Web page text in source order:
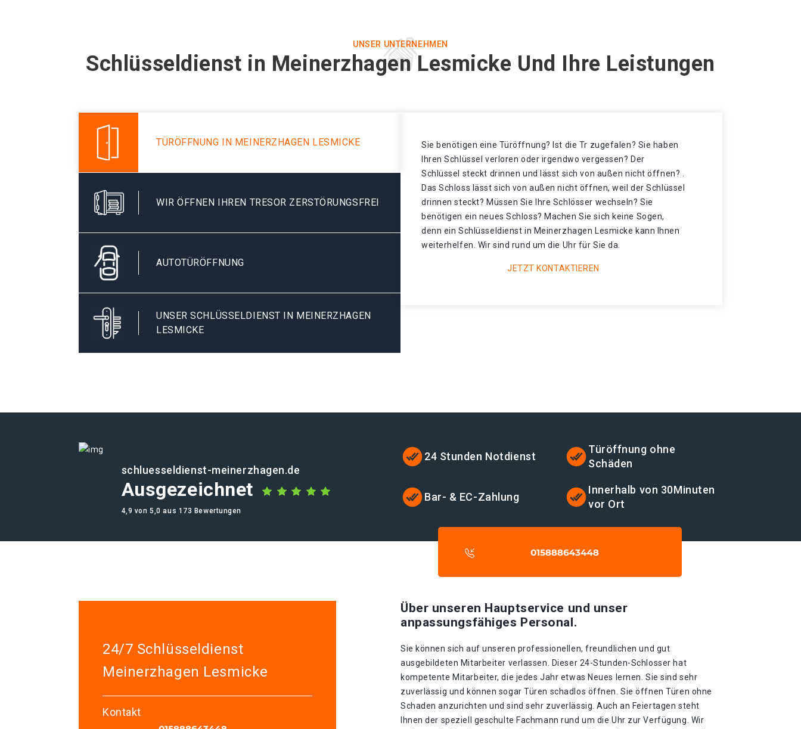
UNSER UNTERNEHMEN
Schlüsseldienst in Meinerzhagen Lesmicke Und Ihre Leistungen
TÜRÖFFNUNG IN MEINERZHAGEN LESMICKE
WIR ÖFFNEN IHREN TRESOR ZERSTÖRUNGSFREI
AUTOTÜRÖFFNUNG
UNSER SCHLÜSSELDIENST IN MEINERZHAGEN
LESMICKE
Sie benötigen eine Türöffnung? Ist die Tr zugefalen? Sie haben
Ihren Schlüssel verloren oder irgendwo vergessen? Der
Schlüssel steckt drinnen und lässt sich von außen nicht öffnen? .
Das Schloss lässt sich von außen nicht öffnen, weil der Schlüssel
drinnen steckt? Müssen Sie Ihre Schlösser wechseln? Sie
benötigen ein neues Schloss? Machen Sie sich keine Sogen,
denn ein Schlüsseldienst in Meinerzhagen Lesmicke kann Ihnen
weiterhelfen. Wir sind rund um die Uhr für Sie da.
JETZT KONTAKTIEREN
schluesseldienst-meinerzhagen.de
Ausgezeichnet
4,9 von 5,0 aus 173 Bewertungen
24 Stunden Notdienst
Türöffnung ohne
Schäden
Bar- & EC-Zahlung
Innerhalb von 30Minuten
vor Ort
24/7 Schlüsseldienst
Meinerzhagen Lesmicke
Kontakt
Über unseren Hauptservice und unser
anpassungsfähiges Personal.
Sie können sich auf unseren professionellen, freundlichen und gut
ausgebildeten Mitarbeiter verlassen. Dieser 24-Stunden-Schlosser hat
kompetente Mitarbeiter, die jedes Jahr etwas Neues lernen. Sie sind sehr
zuverlässig und können sogar Türen schadlos öffnen. Sie öffnen Türen ohne
Schaden anzurichten und sind sehr zuverlässig. Auch an Feiertagen steht
Ihnen der speziell geschulte Fachmann rund um die Uhr zur Verfügung. Wir